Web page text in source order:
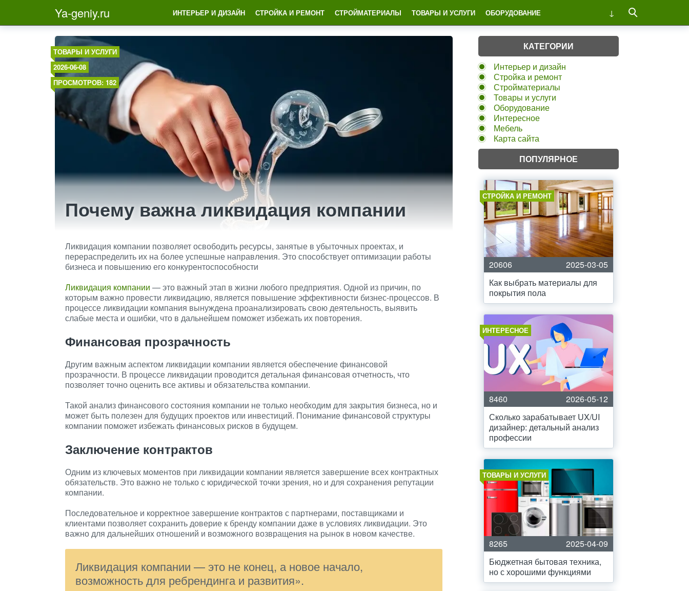
Ya-geniy.ru ИНТЕРЬЕР И ДИЗАЙН СТРОЙКА И РЕМОНТ СТРОЙМАТЕРИАЛЫ ТОВАРЫ И УСЛУГИ ОБОРУДОВАНИЕ
ТОВАРЫ И УСЛУГИ
2026-06-08
ПРОСМОТРОВ: 182
Почему важна ликвидация компании
Ликвидация компании позволяет освободить ресурсы, занятые в убыточных проектах, и
перераспределить их на более успешные направления. Это способствует оптимизации работы
бизнеса и повышению его конкурентоспособности
Ликвидация компании — это важный этап в жизни любого предприятия. Одной из причин, по
которым важно провести ликвидацию, является повышение эффективности бизнес-процессов. В
процессе ликвидации компания вынуждена проанализировать свою деятельность, выявить
слабые места и ошибки, что в дальнейшем поможет избежать их повторения.
Финансовая прозрачность
Другим важным аспектом ликвидации компании является обеспечение финансовой
прозрачности. В процессе ликвидации проводится детальная финансовая отчетность, что
позволяет точно оценить все активы и обязательства компании.
Такой анализ финансового состояния компании не только необходим для закрытия бизнеса, но и
может быть полезен для будущих проектов или инвестиций. Понимание финансовой структуры
компании поможет избежать финансовых рисков в будущем.
Заключение контрактов
Одним из ключевых моментов при ликвидации компании является завершение всех контрактных
обязательств. Это важно не только с юридической точки зрения, но и для сохранения репутации
компании.
Последовательное и корректное завершение контрактов с партнерами, поставщиками и
клиентами позволяет сохранить доверие к бренду компании даже в условиях ликвидации. Это
важно для дальнейших отношений и возможного возвращения на рынок в новом качестве.
Ликвидация компании — это не конец, а новое начало,
возможность для ребрендинга и развития».
КАТЕГОРИИ
Интерьер и дизайн
Стройка и ремонт
Стройматериалы
Товары и услуги
Оборудование
Интересное
Мебель
Карта сайта
ПОПУЛЯРНОЕ
СТРОЙКА И РЕМОНТ
20606
2025-03-05
Как выбрать материалы для
покрытия пола
ИНТЕРЕСНОЕ
8460
2026-05-12
Сколько зарабатывает UX/UI
дизайнер: детальный анализ
профессии
ТОВАРЫ И УСЛУГИ
8265
2025-04-09
Бюджетная бытовая техника,
но с хорошими функциями